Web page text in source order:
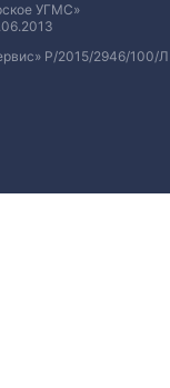
УГМС»
Р/2015/2946/100/Л